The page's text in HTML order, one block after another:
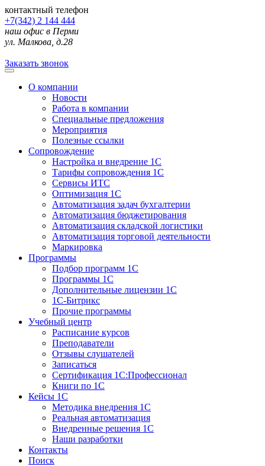
контактный телефон
+7(342) 2 144 444
наш офис в Перми
ул. Малкова, д.28
Заказать звонок
О компании
Новости
Работа в компании
Специальные предложения
Мероприятия
Полезные ссылки
Сопровождение
Настройка и внедрение 1С
Тарифы сопровождения 1С
Сервисы ИТС
Оптимизация 1С
Автоматизация задач бухгалтерии
Автоматизация бюджетирования
Автоматизация складской логистики
Автоматизация торговой деятельности
Маркировка
Программы
Подбор программ 1С
Программы 1С
Дополнительные лицензии 1С
1С-Битрикс
Прочие программы
Учебный центр
Расписание курсов
Преподаватели
Отзывы слушателей
Записаться
Сертификация 1С:Профессионал
Книги по 1С
Кейсы 1С
Методика внедрения 1С
Реальная автоматизация
Внедренные решения 1С
Наши разработки
Контакты
Поиск